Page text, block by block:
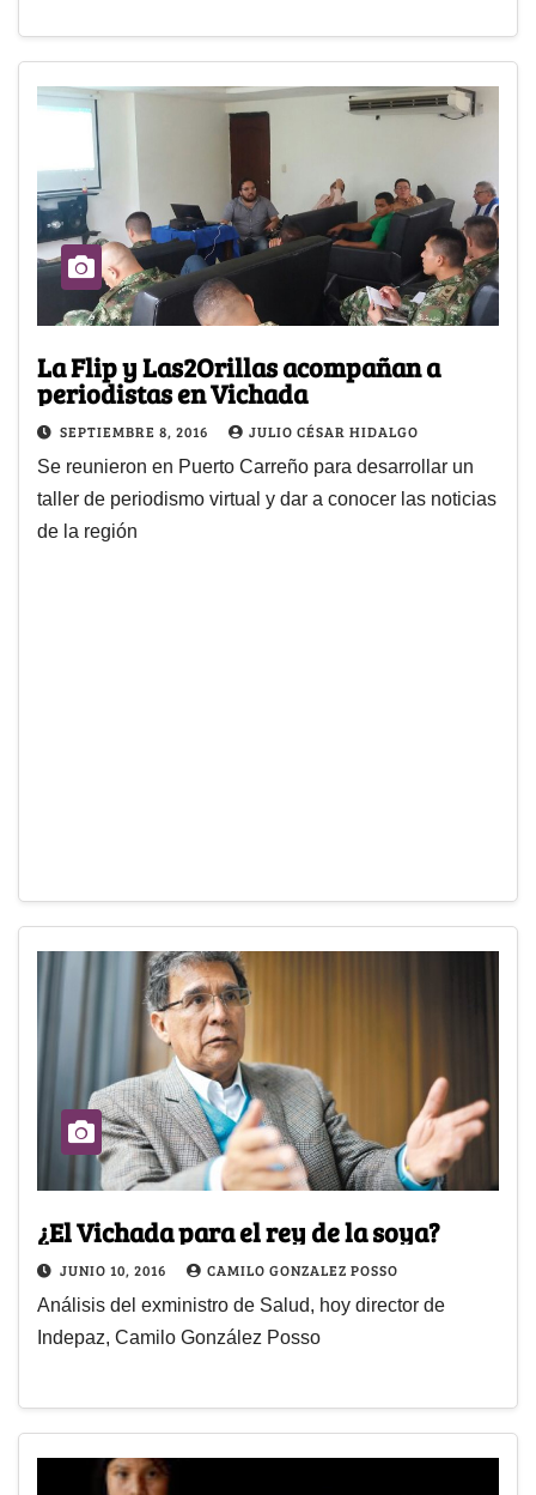
La Flip y Las2Orillas acompañan a
periodistas en Vichada
SEPTIEMBRE 8, 2016 JULIO CÉSAR HIDALGO
Se reunieron en Puerto Carreño para desarrollar un
taller de periodismo virtual y dar a conocer las noticias
de la región
¿El Vichada para el rey de la soya?
JUNIO 10, 2016 CAMILO GONZALEZ POSSO
Análisis del exministro de Salud, hoy director de
Indepaz, Camilo González Posso